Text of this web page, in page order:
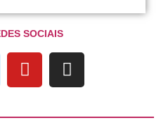
SOCIAIS